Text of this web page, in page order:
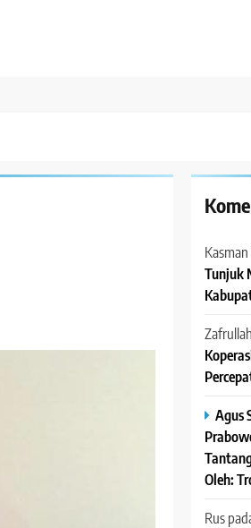
Tunjuk
Agus
Oleh:
Rus